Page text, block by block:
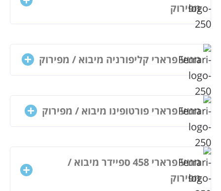
מפירוק
מנוע פרארי קליפורניה מיבוא / מפירוק
מנוע פרארי פורטופינו מיבוא / מפירוק
מנוע פרארי 458 ספיידר מיבוא /
מפירוק